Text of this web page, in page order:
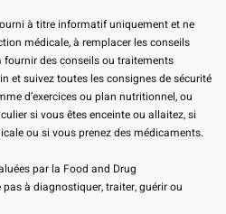
à titre informatif uniquement et ne
médicale, à remplacer les conseils
fournir des conseils ou traitements
et suivez toutes les consignes de sécurité
d’exercices ou plan nutritionnel, ou
si vous êtes enceinte ou allaitez, si
ou si vous prenez des médicaments.
par la Food and Drug
à diagnostiquer, traiter, guérir ou